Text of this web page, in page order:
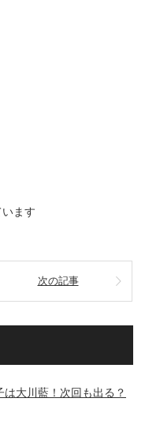
ます
次の記事
大川藍！次回も出る？